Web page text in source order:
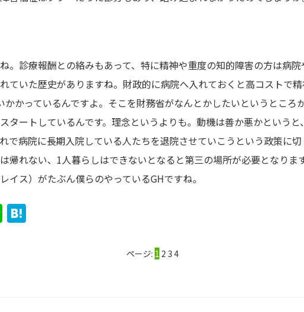
。診療報酬との絡みもあって、特に精神や重度の知的障害の方は病
ていた歴史がありますね。財政的に病院へ入れておくと高コストで
かかっているんですよ。そこを財務省がなんとかしたいというところ
タートしているんです。理念というよりも。動機は善か悪かというと
で病院に長期入院している人たちを退院させていこうという政策に
帰れない、1人暮らしはできないとなると第三の場所が必要となりま
イス）がたぶん僕らのやっているGHですね。
Line
ページ: 1 2 3 4